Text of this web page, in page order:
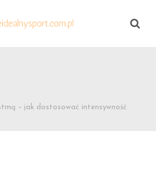
– jak dostosować intensywność